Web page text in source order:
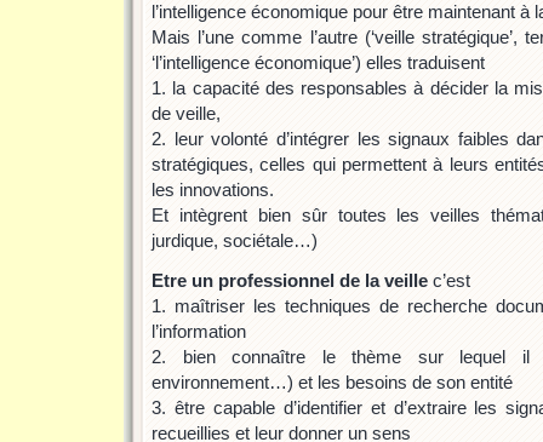
l’intelligence économique pour être maintenant à
Mais l’une comme l’autre (‘veille stratégique’,
‘l’intelligence économique’) elles traduisent
1. la capacité des responsables à décider la
de veille,
2. leur volonté d’intégrer les signaux faibles
stratégiques, celles qui permettent à leurs
les innovations.
Et intègrent bien sûr toutes les veilles
jurdique, sociétale…)
Etre un professionnel de la veille c’est
1. maîtriser les techniques de recherche
l’information
2. bien connaître le thème sur lequel il
environnement…) et les besoins de son entité
3. être capable d’identifier et d’extraire les
recueillies et leur donner un sens